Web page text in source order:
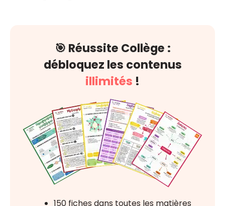
🎯 Réussite Collège :
débloquez les contenus
illimités !
150 fiches dans toutes les matières